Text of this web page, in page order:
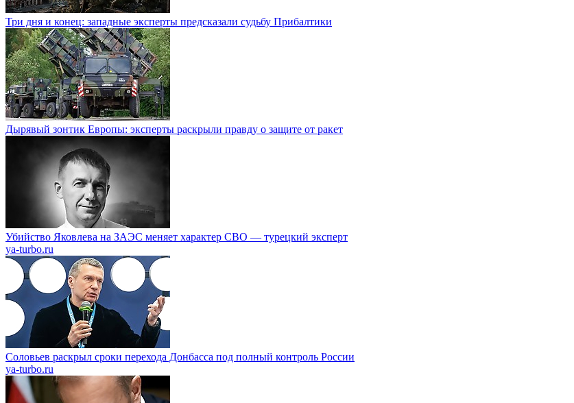
Три дня и конец: западные эксперты предсказали судьбу Прибалтики
Дырявый зонтик Европы: эксперты раскрыли правду о защите от ракет
Убийство Яковлева на ЗАЭС меняет характер СВО — турецкий эксперт
ya-turbo.ru
Соловьев раскрыл сроки перехода Донбасса под полный контроль России
ya-turbo.ru